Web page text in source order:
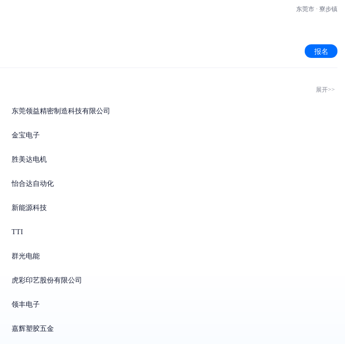
东莞市 · 寮步镇
报名
展开>>
东莞领益精密制造科技有限公司
金宝电子
胜美达电机
怡合达自动化
新能源科技
TTI
群光电能
虎彩印艺股份有限公司
领丰电子
嘉辉塑胶五金